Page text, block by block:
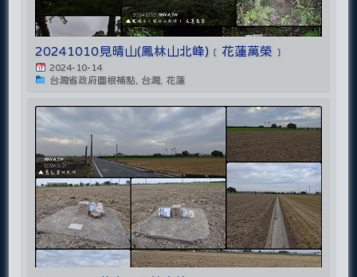
20241010見晴山(鳳林山北峰)﹝花蓮萬榮﹞
2024-10-14
台灣省政府圖根補點, 台灣, 花蓮